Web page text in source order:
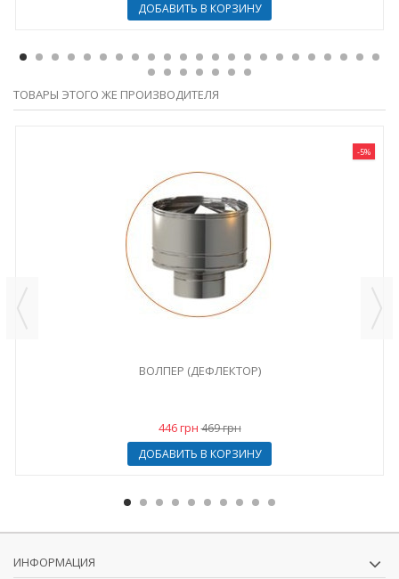
ДОБАВИТЬ В КОРЗИНУ
ТОВАРЫ ЭТОГО ЖЕ ПРОИЗВОДИТЕЛЯ
-5%
ВОЛПЕР (ДЕФЛЕКТОР)
446 грн469 грн
ДОБАВИТЬ В КОРЗИНУ
ИНФОРМАЦИЯ